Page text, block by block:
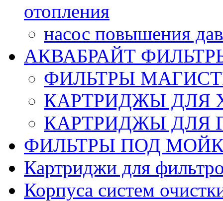
отопления
насос повышения
АКВАБРАЙТ
ФИЛЬТРЫ
КАРТРИДЖЫ ДЛЯ
КАРТРИДЖЫ ДЛЯ
ФИЛЬТРЫ ПОД
Картриджи для
Корпуса систем